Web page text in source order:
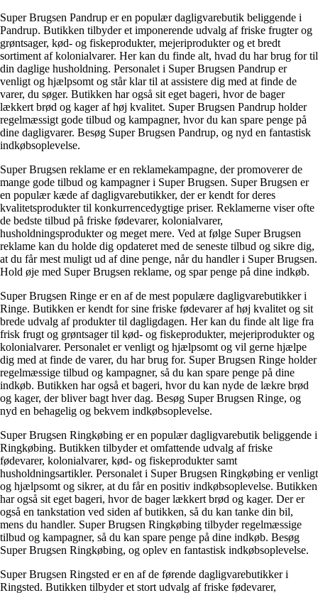
Super Brugsen Pandrup er en populær dagligvarebutik beliggende i
Pandrup. Butikken tilbyder et imponerende udvalg af friske frugter og
grøntsager, kød- og fiskeprodukter, mejeriprodukter og et bredt
sortiment af kolonialvarer. Her kan du finde alt, hvad du har brug for til
din daglige husholdning. Personalet i Super Brugsen Pandrup er
venligt og hjælpsomt og står klar til at assistere dig med at finde de
varer, du søger. Butikken har også sit eget bageri, hvor de bager
lækkert brød og kager af høj kvalitet. Super Brugsen Pandrup holder
regelmæssigt gode tilbud og kampagner, hvor du kan spare penge på
dine dagligvarer. Besøg Super Brugsen Pandrup, og nyd en fantastisk
indkøbsoplevelse.
Super Brugsen reklame er en reklamekampagne, der promoverer de
mange gode tilbud og kampagner i Super Brugsen. Super Brugsen er
en populær kæde af dagligvarebutikker, der er kendt for deres
kvalitetsprodukter til konkurrencedygtige priser. Reklamerne viser ofte
de bedste tilbud på friske fødevarer, kolonialvarer,
husholdningsprodukter og meget mere. Ved at følge Super Brugsen
reklame kan du holde dig opdateret med de seneste tilbud og sikre dig,
at du får mest muligt ud af dine penge, når du handler i Super Brugsen.
Hold øje med Super Brugsen reklame, og spar penge på dine indkøb.
Super Brugsen Ringe er en af ​​de mest populære dagligvarebutikker i
Ringe. Butikken er kendt for sine friske fødevarer af høj kvalitet og sit
brede udvalg af produkter til dagligdagen. Her kan du finde alt lige fra
frisk frugt og grøntsager til kød- og fiskeprodukter, mejeriprodukter og
kolonialvarer. Personalet er venligt og hjælpsomt og vil gerne hjælpe
dig med at finde de varer, du har brug for. Super Brugsen Ringe holder
regelmæssige tilbud og kampagner, så du kan spare penge på dine
indkøb. Butikken har også et bageri, hvor du kan nyde de lækre brød
og kager, der bliver bagt hver dag. Besøg Super Brugsen Ringe, og
nyd en behagelig og bekvem indkøbsoplevelse.
Super Brugsen Ringkøbing er en populær dagligvarebutik beliggende i
Ringkøbing. Butikken tilbyder et omfattende udvalg af friske
fødevarer, kolonialvarer, kød- og fiskeprodukter samt
husholdningsartikler. Personalet i Super Brugsen Ringkøbing er venligt
og hjælpsomt og sikrer, at du får en positiv indkøbsoplevelse. Butikken
har også sit eget bageri, hvor de bager lækkert brød og kager. Der er
også en tankstation ved siden af ​​butikken, så du kan tanke din bil,
mens du handler. Super Brugsen Ringkøbing tilbyder regelmæssige
tilbud og kampagner, så du kan spare penge på dine indkøb. Besøg
Super Brugsen Ringkøbing, og oplev en fantastisk indkøbsoplevelse.
Super Brugsen Ringsted er en af ​​de førende dagligvarebutikker i
Ringsted. Butikken tilbyder et stort udvalg af friske fødevarer,